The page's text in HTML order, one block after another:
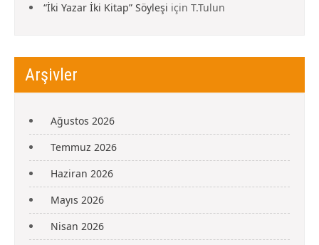
“İki Yazar İki Kitap” Söyleşi için T.Tulun
Arşivler
Ağustos 2026
Temmuz 2026
Haziran 2026
Mayıs 2026
Nisan 2026